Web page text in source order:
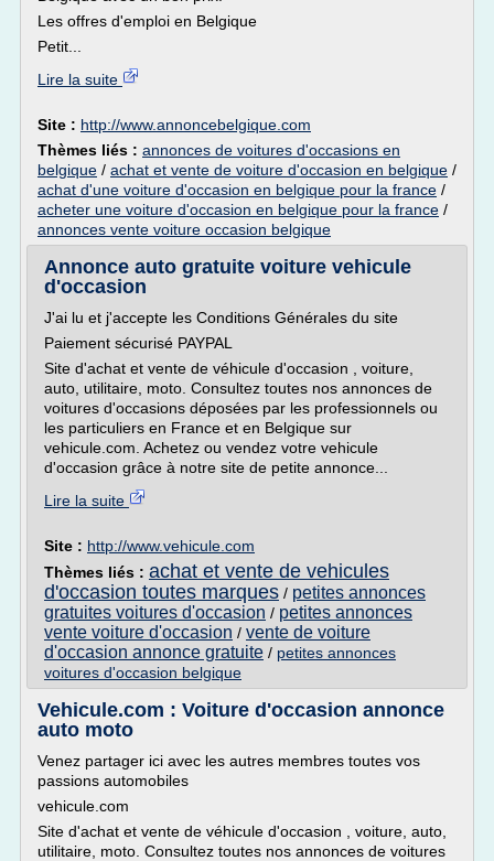
Les offres d'emploi en Belgique
Petit...
Lire la suite
Site : http://www.annoncebelgique.com
Thèmes liés : annonces de voitures d'occasions en
belgique / achat et vente de voiture d'occasion en belgique /
achat d'une voiture d'occasion en belgique pour la france /
acheter une voiture d'occasion en belgique pour la france /
annonces vente voiture occasion belgique
Annonce auto gratuite voiture vehicule
d'occasion
J'ai lu et j'accepte les Conditions Générales du site
Paiement sécurisé PAYPAL
Site d'achat et vente de véhicule d'occasion , voiture,
auto, utilitaire, moto. Consultez toutes nos annonces de
voitures d'occasions déposées par les professionnels ou
les particuliers en France et en Belgique sur
vehicule.com. Achetez ou vendez votre vehicule
d'occasion grâce à notre site de petite annonce...
Lire la suite
Site : http://www.vehicule.com
Thèmes liés : achat et vente de vehicules
d'occasion toutes marques / petites annonces
gratuites voitures d'occasion / petites annonces
vente voiture d'occasion / vente de voiture
d'occasion annonce gratuite / petites annonces
voitures d'occasion belgique
Vehicule.com : Voiture d'occasion annonce
auto moto
Venez partager ici avec les autres membres toutes vos
passions automobiles
vehicule.com
Site d'achat et vente de véhicule d'occasion , voiture, auto,
utilitaire, moto. Consultez toutes nos annonces de voitures